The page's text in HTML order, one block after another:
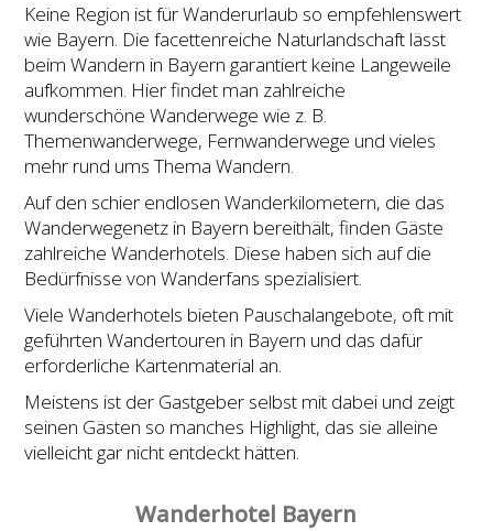
Keine Region ist für Wanderurlaub so empfehlenswert
wie Bayern. Die facettenreiche Naturlandschaft lässt
beim Wandern in Bayern garantiert keine Langeweile
aufkommen. Hier findet man zahlreiche
wunderschöne Wanderwege wie z. B.
Themenwanderwege, Fernwanderwege und vieles
mehr rund ums Thema Wandern.
Auf den schier endlosen Wanderkilometern, die das
Wanderwegenetz in Bayern bereithält, finden Gäste
zahlreiche Wanderhotels. Diese haben sich auf die
Bedürfnisse von Wanderfans spezialisiert.
Viele Wanderhotels bieten Pauschalangebote, oft mit
geführten Wandertouren in Bayern und das dafür
erforderliche Kartenmaterial an.
Meistens ist der Gastgeber selbst mit dabei und zeigt
seinen Gästen so manches Highlight, das sie alleine
vielleicht gar nicht entdeckt hätten.
Wanderhotel Bayern